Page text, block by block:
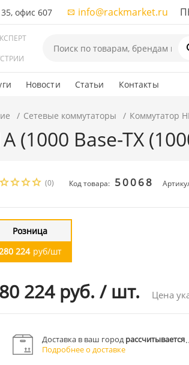
офис 607 info@rackmarket.ru
Новости Статьи Контакты
Сетевые коммутаторы Коммутатор
(1000 Base-TX
(0) Код товара: 50068
Розница
224 руб/шт
224 руб. / шт. Цена
Доставка в ваш городрассчитывается
Подробнее о доставке